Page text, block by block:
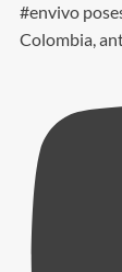
#envivo
Colombia,